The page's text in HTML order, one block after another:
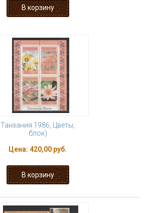
Танзания 1986, Цветы,
блок)
Цена: 420,00 руб.